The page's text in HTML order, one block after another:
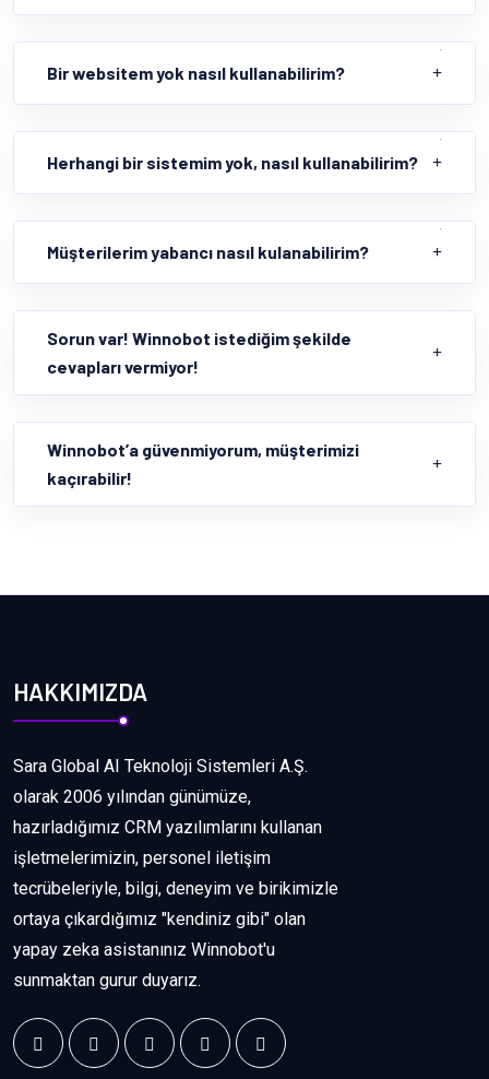
Bir websitem yok nasıl kullanabilirim?
Herhangi bir sistemim yok, nasıl kullanabilirim?
Müşterilerim yabancı nasıl kulanabilirim?
Sorun var! Winnobot istediğim şekilde
cevapları vermiyor!
Winnobot’a güvenmiyorum, müşterimizi
kaçırabilir!
HAKKIMIZDA
Sara Global AI Teknoloji Sistemleri A.Ş.
olarak 2006 yılından günümüze,
hazırladığımız CRM yazılımlarını kullanan
işletmelerimizin, personel iletişim
tecrübeleriyle, bilgi, deneyim ve birikimizle
ortaya çıkardığımız "kendiniz gibi" olan
yapay zeka asistanınız Winnobot'u
sunmaktan gurur duyarız.